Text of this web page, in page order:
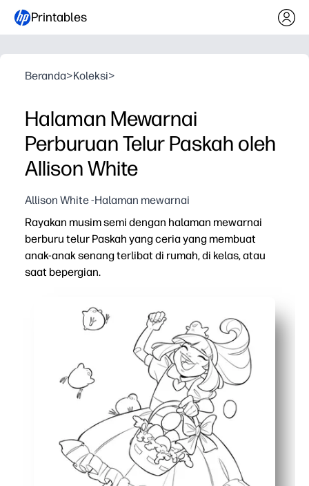
Printables
Beranda>Koleksi>
Halaman Mewarnai
Perburuan Telur Paskah oleh
Allison White
Allison White -Halaman mewarnai
Rayakan musim semi dengan halaman mewarnai
berburu telur Paskah yang ceria yang membuat
anak-anak senang terlibat di rumah, di kelas, atau
saat bepergian.
Kenyamanan cetak dan pergilah - cukup unduh,
Membangun kontrol motorik halus dan fokus saat
Karya untuk usia campuran - bentuk tebal cocok
Mudah digunakan di mana saja - cocok untuk pusat,